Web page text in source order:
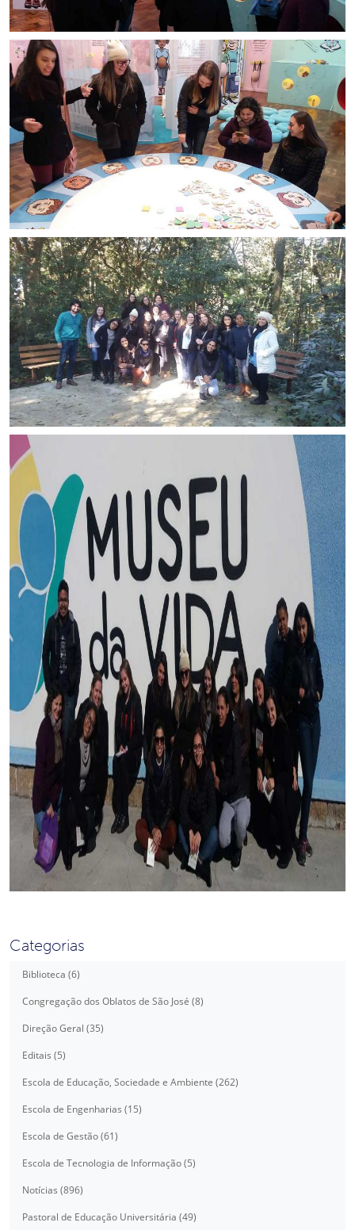
Categorias
Biblioteca (6)
Congregação dos Oblatos de São José (8)
Direção Geral (35)
Editais (5)
Escola de Educação, Sociedade e Ambiente (262)
Escola de Engenharias (15)
Escola de Gestão (61)
Escola de Tecnologia de Informação (5)
Notícias (896)
Pastoral de Educação Universitária (49)